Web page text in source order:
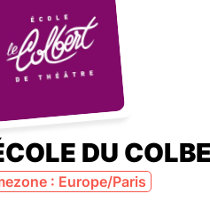
DU
: Europe/Paris